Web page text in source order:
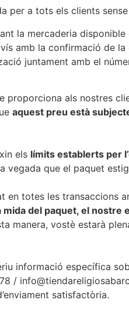
per a tots els clients
la mercaderia
amb la confirmació de
juntament amb el
proporciona als nostres
aquest preu està
els límits establerts per
vegada que el paquet
totes les transaccions
del paquet, el
manera, vostè estarà
informació específica
/
satisfactòria.